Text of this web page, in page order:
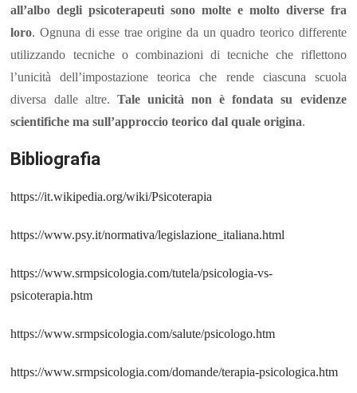
all’albo degli psicoterapeuti sono molte e molto diverse fra
loro. Ognuna di esse trae origine da un quadro teorico differente
utilizzando tecniche o combinazioni di tecniche che riflettono
l’unicità dell’impostazione teorica che rende ciascuna scuola
diversa dalle altre. Tale unicità non è fondata su evidenze
scientifiche ma sull’approccio teorico dal quale origina.
Bibliografia
https://it.wikipedia.org/wiki/Psicoterapia
https://www.psy.it/normativa/legislazione_italiana.html
https://www.srmpsicologia.com/tutela/psicologia-vs-
psicoterapia.htm
https://www.srmpsicologia.com/salute/psicologo.htm
https://www.srmpsicologia.com/domande/terapia-psicologica.htm